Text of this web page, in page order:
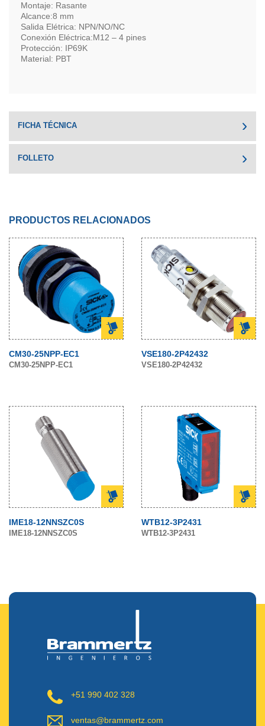
Montaje: Rasante
Alcance:8 mm
Salida Elétrica: NPN/NO/NC
Conexión Eléctrica:M12 – 4 pines
Protección: IP69K
Material: PBT
FICHA TÉCNICA
FOLLETO
PRODUCTOS RELACIONADOS
CM30-25NPP-EC1
CM30-25NPP-EC1
VSE180-2P42432
VSE180-2P42432
IME18-12NNSZC0S
IME18-12NNSZC0S
WTB12-3P2431
WTB12-3P2431
+51 990 402 328
ventas@brammertz.com